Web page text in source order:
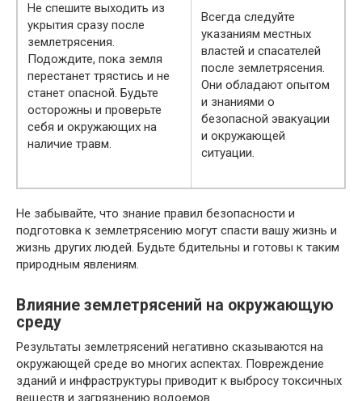
Не спешите выходить из
укрытия сразу после
землетрясения.
Подождите, пока земля
перестанет трястись и не
станет опасной. Будьте
осторожны и проверьте
себя и окружающих на
наличие травм.
Всегда следуйте
указаниям местных
властей и спасателей
после землетрясения.
Они обладают опытом
и знаниями о
безопасной эвакуации
и окружающей
ситуации.
Не забывайте, что знание правил безопасности и
подготовка к землетрясению могут спасти вашу жизнь и
жизнь других людей. Будьте бдительны и готовы к таким
природным явлениям.
Влияние землетрясений на окружающую
среду
Результаты землетрясений негативно сказываются на
окружающей среде во многих аспектах. Повреждение
зданий и инфраструктуры приводит к выбросу токсичных
веществ и загрязнению водоемов.